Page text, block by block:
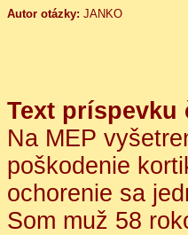
Autor otázky: JANKO
Text príspevku
Na MEP
poškodenie
ochorenie sa
Som muž 58